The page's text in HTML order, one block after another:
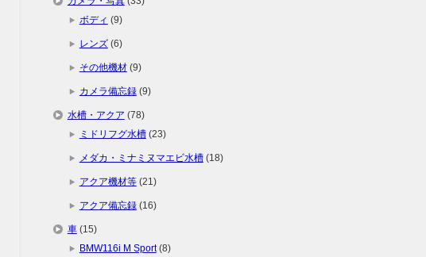
ボディ (9)
レンズ(6)
その他機材(9)
カメラ備忘録(9)
水槽・アクア (78)
ミドリフグ水槽(23)
メダカ・ミナミヌマエビ水槽(18)
アクア機材等(21)
アクア備忘録(16)
車(15)
BMW116i M Sport(8)